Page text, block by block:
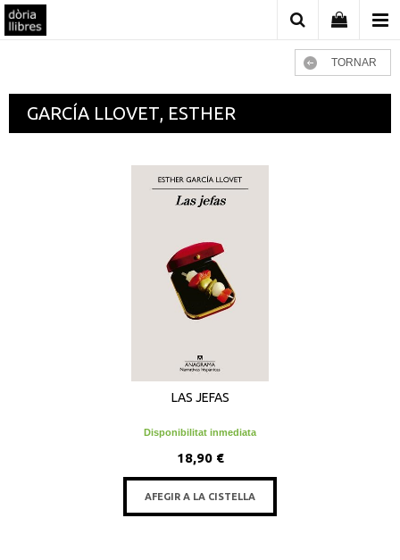
TORNAR
GARCÍA LLOVET, ESTHER
LAS JEFAS
Disponibilitat inmediata
18,90 €
AFEGIR A LA CISTELLA